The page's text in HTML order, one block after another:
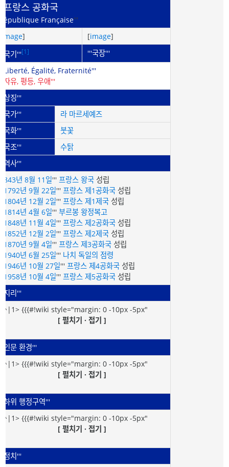
프랑스 공화국
Française'''
image] [image]
국기'''[1]
'''국장'''
Égalité, Fraternité'''
자유, 평등, 우애'''
상징'''
국가'''
라 마르세예즈
국화'''
붓꽃
국조'''
수탉
역사'''
843년 8월 11일''' 프랑스 왕국성립
1792년 9월 22일''' 프랑스 제1공화국성립
1804년 12월 2일''' 프랑스 제1제국성립
1814년 4월 6일''' 부르봉 왕정복고
1848년 11월 4일''' 프랑스 제2공화국성립
1852년 12월 2일''' 프랑스 제2제국성립
1870년 9월 4일''' 프랑스 제3공화국성립
1940년 6월 25일''' 나치 독일의 점령
1946년 10월 27일''' 프랑스 제4공화국성립
1958년 10월 4일''' 프랑스 제5공화국성립
지리'''
{{{#!wiki style="margin: 0 -10px -5px"
[ 펼치기 · 접기 ]
인문 환경'''
{{{#!wiki style="margin: 0 -10px -5px"
[ 펼치기 · 접기 ]
하위 행정구역'''
{{{#!wiki style="margin: 0 -10px -5px"
[ 펼치기 · 접기 ]
정치'''